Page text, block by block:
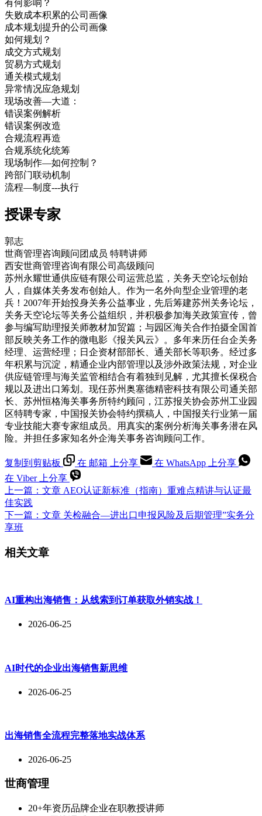
有何影响？
失败成本积累的公司画像
成本规划提升的公司画像
如何规划？
成交方式规划
贸易方式规划
通关模式规划
异常情况应急规划
现场改善—大道：
错误案例解析
错误案例改造
合规流程再造
合规系统化统筹
现场制作—如何控制？
跨部门联动机制
流程—制度---执行
授课专家
郭志
世商管理咨询顾问团成员 特聘讲师
西安世商管理咨询有限公司高级顾问
苏州永耀世通供应链有限公司运营总监，关务天空论坛创始
人，自媒体关务发布创始人。作为一名外向型企业管理的老
兵！2007年开始投身关务公益事业，先后筹建苏州关务论坛，
关务天空论坛等关务公益组织，并积极参加海关政策宣传，曾
参与编写助理报关师教材加贸篇；与园区海关合作拍摄全国首
部反映关务工作的微电影《报关风云》。多年来历任台企关务
经理、运营经理；日企资材部部长、通关部长等职务。经过多
年积累与沉淀，精通企业内部管理以及涉外政策法规，对企业
供应链管理与海关监管相结合有着独到见解，尤其擅长保税合
规以及进出口筹划。现任苏州奥塞德精密科技有限公司通关部
长、苏州恒格海关事务所特约顾问，江苏报关协会苏州工业园
区特聘专家，中国报关协会特约撰稿人，中国报关行业第一届
专业技能大赛专家组成员。用真实的案例分析海关事务潜在风
险。并担任多家知名外企海关事务咨询顾问工作。
复制到剪贴板 在 邮箱 上分享
在 WhatsApp 上分享
在 Viber 上分享
上一篇： 文章 AEO认证新标准（指南）重难点精讲与认证最
佳实践
下一篇： 文章 关检融合—进出口申报风险及后期管理”实务分
享班
相关文章
AI重构出海销售：从线索到订单获取外销实战！
2026-06-25
AI时代的企业出海销售新思维
2026-06-25
出海销售全流程完整落地实战体系
2026-06-25
世商管理
20+年资历品牌企业在职教授讲师